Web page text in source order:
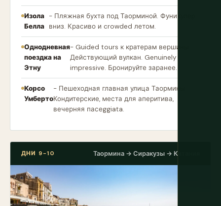
Изола
Белла
- Пляжная бухта под Таорминой. Фуникулер
вниз. Красиво и crowded летом.
Однодневная
поездка на
Этну
- Guided tours к кратерам вершины.
Действующий вулкан. Genuinely
impressive. Бронируйте заранее.
Корсо
Умберто
- Пешеходная главная улица Таормины.
Кондитерские, места для аперитива,
вечерняя пасеggiata.
ДНИ 9-10 Таормина → Сиракузы → Катания